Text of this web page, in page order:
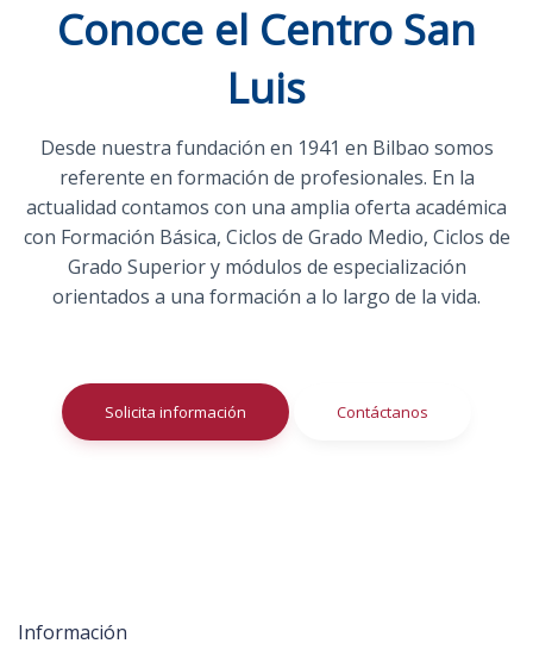
Conoce el Centro San
Luis
Desde nuestra fundación en 1941 en Bilbao somos
referente en formación de profesionales. En la
actualidad contamos con una amplia oferta académica
con Formación Básica, Ciclos de Grado Medio, Ciclos de
Grado Superior y módulos de especialización
orientados a una formación a lo largo de la vida.
Solicita información Contáctanos
Información